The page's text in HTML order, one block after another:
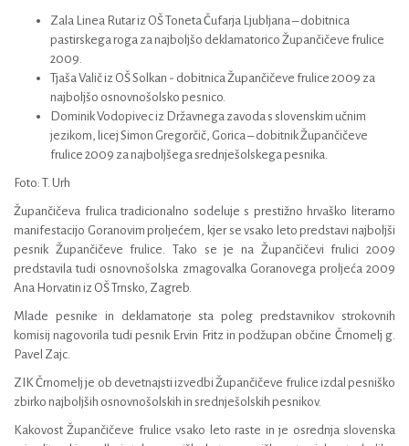
Zala Linea Rutar iz OŠ Toneta Čufarja Ljubljana – dobitnica
pastirskega roga za najboljšo deklamatorico Župančičeve frulice
2009.
Tjaša Valič iz OŠ Solkan - dobitnica Župančičeve frulice 2009 za
najboljšo osnovnošolsko pesnico.
Dominik Vodopivec iz Državnega zavoda s slovenskim učnim
jezikom, licej Simon Gregorčič, Gorica – dobitnik Župančičeve
frulice 2009 za najboljšega srednješolskega pesnika.
Foto: T. Urh
Župančičeva frulica tradicionalno sodeluje s prestižno hrvaško literarno
manifestacijo Goranovim proljećem, kjer se vsako leto predstavi najboljši
pesnik Župančičeve frulice. Tako se je na Župančičevi frulici 2009
predstavila tudi osnovnošolska zmagovalka Goranovega proljeća 2009
Ana Horvatin iz OŠ Trnsko, Zagreb.
Mlade pesnike in deklamatorje sta poleg predstavnikov strokovnih
komisij nagovorila tudi pesnik Ervin Fritz in podžupan občine Črnomelj g.
Pavel Zajc.
ZIK Črnomelj je ob devetnajsti izvedbi Župančičeve frulice izdal pesniško
zbirko najboljših osnovnošolskih in srednješolskih pesnikov.
Kakovost Župančičeve frulice vsako leto raste in je osrednja slovenska